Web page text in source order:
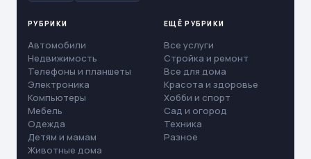
РУБРИКИ
Автомобили
Недвижимость
Телефоны и планшеты
Электроника
Компьютеры
Мебель
Одежда
Детям и мамам
Животные дома
ЕЩЁ РУБРИКИ
Все услуги
Стройка и ремонт
Все для дома
Красота и здоровье
Хобби и спорт
Сад и огород
Техника
Разное